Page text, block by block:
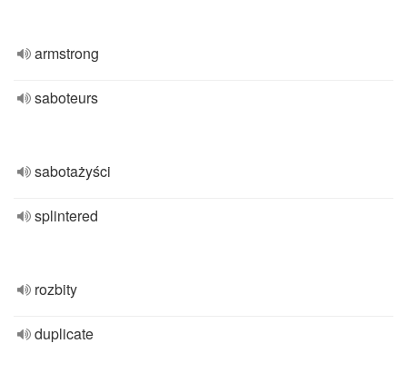
armstrong
saboteurs
sabotażyści
splintered
rozbity
duplicate